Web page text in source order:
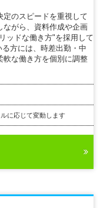
定のスピードを重視して
ながら、資料作成や企画
ッドな働き方"を採用して
方には、時差出勤・中
軟な働き方を個別に調整
に応じて変動します